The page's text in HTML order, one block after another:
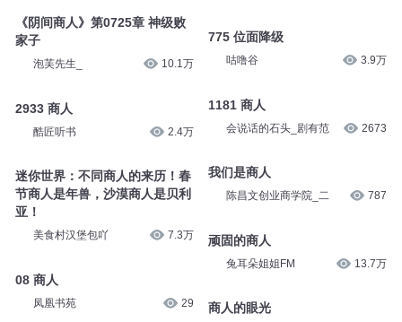
《阴间商人》第0725章 神级败
家子
泡芙先生_ 10.1万
2933 商人
酷匠听书 2.4万
迷你世界：不同商人的来历！春
节商人是年兽，沙漠商人是贝利
亚！
美食村汉堡包吖 7.3万
08 商人
凤凰书苑 29
775 位面降级
咕噜谷 3.9万
1181 商人
会说话的石头_剧有范 2673
我们是商人
陈昌文创业商学院_二 787
顽固的商人
兔耳朵姐姐FM 13.7万
商人的眼光